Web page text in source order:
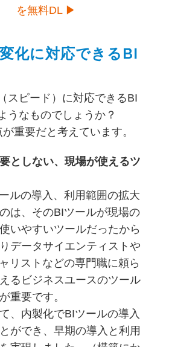
を無料DL ▶
化に対応できるBI
スピード）に対応できるBI
うなものでしょうか？
重要だと考えています。
としない、現場が使えるツ
ルの導入、利用範囲の拡大
は、そのBIツールが現場の
いやすいツールだったから
データサイエンティストや
リストなどの専門職に頼ら
るビジネスユースのツール
重要です。
、内製化でBIツールの導入
ができ、早期の導入と利用